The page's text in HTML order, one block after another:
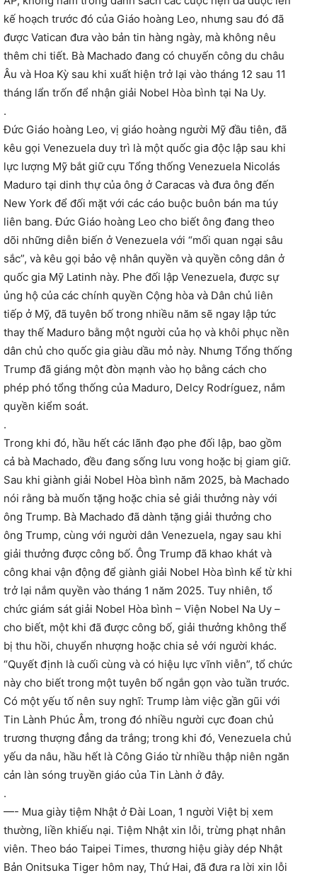
kế hoạch trước đó của Giáo hoàng Leo, nhưng sau đó đã
được Vatican đưa vào bản tin hàng ngày, mà không nêu
thêm chi tiết. Bà Machado đang có chuyến công du châu
Âu và Hoa Kỳ sau khi xuất hiện trở lại vào tháng 12 sau 11
tháng lẩn trốn để nhận giải Nobel Hòa bình tại Na Uy.
.
Đức Giáo hoàng Leo, vị giáo hoàng người Mỹ đầu tiên, đã
kêu gọi Venezuela duy trì là một quốc gia độc lập sau khi
lực lượng Mỹ bắt giữ cựu Tổng thống Venezuela Nicolás
Maduro tại dinh thự của ông ở Caracas và đưa ông đến
New York để đối mặt với các cáo buộc buôn bán ma túy
liên bang. Đức Giáo hoàng Leo cho biết ông đang theo
dõi những diễn biến ở Venezuela với “mối quan ngại sâu
sắc”, và kêu gọi bảo vệ nhân quyền và quyền công dân ở
quốc gia Mỹ Latinh này. Phe đối lập Venezuela, được sự
ủng hộ của các chính quyền Cộng hòa và Dân chủ liên
tiếp ở Mỹ, đã tuyên bố trong nhiều năm sẽ ngay lập tức
thay thế Maduro bằng một người của họ và khôi phục nền
dân chủ cho quốc gia giàu dầu mỏ này. Nhưng Tổng thống
Trump đã giáng một đòn mạnh vào họ bằng cách cho
phép phó tổng thống của Maduro, Delcy Rodríguez, nắm
quyền kiểm soát.
.
Trong khi đó, hầu hết các lãnh đạo phe đối lập, bao gồm
cả bà Machado, đều đang sống lưu vong hoặc bị giam giữ.
Sau khi giành giải Nobel Hòa bình năm 2025, bà Machado
nói rằng bà muốn tặng hoặc chia sẻ giải thưởng này với
ông Trump. Bà Machado đã dành tặng giải thưởng cho
ông Trump, cùng với người dân Venezuela, ngay sau khi
giải thưởng được công bố. Ông Trump đã khao khát và
công khai vận động để giành giải Nobel Hòa bình kể từ khi
trở lại nắm quyền vào tháng 1 năm 2025. Tuy nhiên, tổ
chức giám sát giải Nobel Hòa bình – Viện Nobel Na Uy –
cho biết, một khi đã được công bố, giải thưởng không thể
bị thu hồi, chuyển nhượng hoặc chia sẻ với người khác.
“Quyết định là cuối cùng và có hiệu lực vĩnh viễn”, tổ chức
này cho biết trong một tuyên bố ngắn gọn vào tuần trước.
Có một yếu tố nên suy nghĩ: Trump làm việc gần gũi với
Tin Lành Phúc Âm, trong đó nhiều người cực đoan chủ
trương thượng đẳng da trắng; trong khi đó, Venezuela chủ
yếu da nâu, hầu hết là Công Giáo từ nhiều thập niên ngăn
cản làn sóng truyền giáo của Tin Lành ở đây.
.
—- Mua giày tiệm Nhật ở Đài Loan, 1 người Việt bị xem
thường, liền khiếu nại. Tiệm Nhật xin lỗi, trừng phạt nhân
viên. Theo báo Taipei Times, thương hiệu giày dép Nhật
Bản Onitsuka Tiger hôm nay, Thứ Hai, đã đưa ra lời xin lỗi